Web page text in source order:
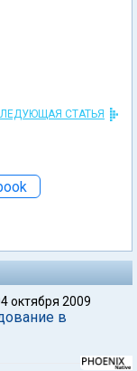
СТАТЬЯ
октября 2009
в